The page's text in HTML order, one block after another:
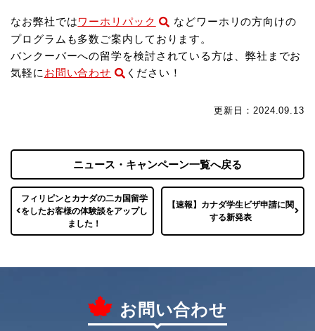
なお弊社ではワーホリパック
などワーホリの方向けの
プログラムも多数ご案内しております。
バンクーバーへの留学を検討されている方は、弊社までお
気軽に お問い合わせ ください！
更新日：2024.09.13
フィリピンとカナダの二カ国留学
をしたお客様の体験談をアップし
ました！
ニュース・キャンペーン一覧へ戻る
【速報】カナダ学生ビザ申請に関
する新発表
お問い合わせ